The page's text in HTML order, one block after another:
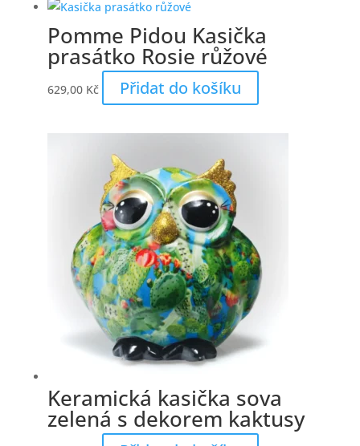
Pomme Pidou Kasička
prasátko Rosie růžové
629,00 Kč Přidat do košíku
Keramická kasička sova
zelená s dekorem kaktusy